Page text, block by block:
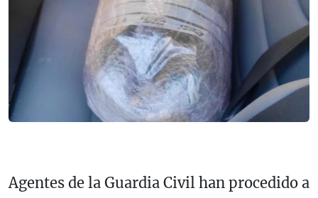
Agentes de la Guardia Civil han procedido a